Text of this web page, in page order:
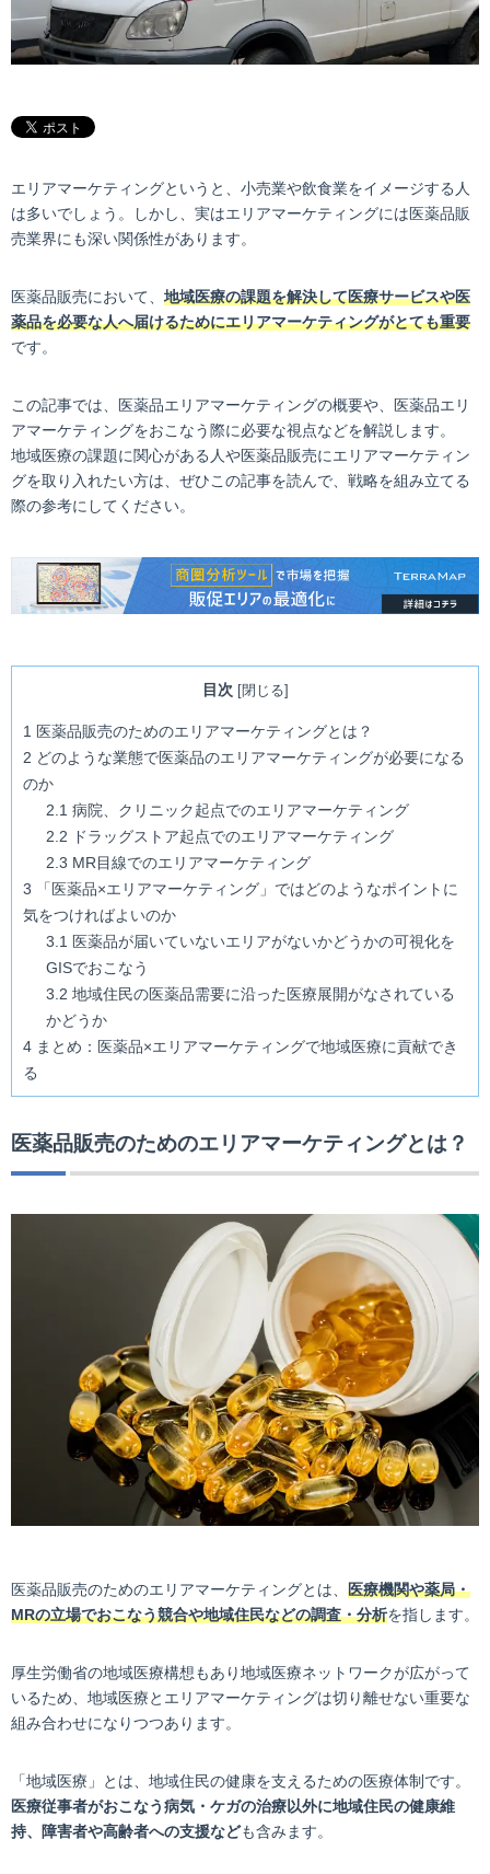
エリアマーケティングというと、小売業や飲食業をイメージする人
は多いでしょう。しかし、実はエリアマーケティングには医薬品販
売業界にも深い関係性があります。
医薬品販売において、 地域医療の課題を解決して医療サービスや医
薬品を必要な人へ届けるためにエリアマーケティングがとても重要
です。
この記事では、医薬品エリアマーケティングの概要や、医薬品エリ
アマーケティングをおこなう際に必要な視点などを解説します。
地域医療の課題に関心がある人や医薬品販売にエリアマーケティン
グを取り入れたい方は、ぜひこの記事を読んで、戦略を組み立てる
際の参考にしてください。
目次 閉じる
1 医薬品販売のためのエリアマーケティングとは？
2 どのような業態で医薬品のエリアマーケティングが必要になる
のか
2.1 病院、クリニック起点でのエリアマーケティング
2.2 ドラッグストア起点でのエリアマーケティング
2.3 MR目線でのエリアマーケティング
3 「医薬品×エリアマーケティング」ではどのようなポイントに
気をつければよいのか
3.1 医薬品が届いていないエリアがないかどうかの可視化を
GISでおこなう
3.2 地域住民の医薬品需要に沿った医療展開がなされている
かどうか
4 まとめ：医薬品×エリアマーケティングで地域医療に貢献でき
る
医薬品販売のためのエリアマーケティングとは？
医薬品販売のためのエリアマーケティングとは、 医療機関や薬局・
MRの立場でおこなう競合や地域住民などの調査・分析を指します。
厚生労働省の地域医療構想もあり地域医療ネットワークが広がって
いるため、地域医療とエリアマーケティングは切り離せない重要な
組み合わせになりつつあります。
「地域医療」とは、地域住民の健康を支えるための医療体制です。
医療従事者がおこなう病気・ケガの治療以外に地域住民の健康維
持、障害者や高齢者への支援なども含みます。